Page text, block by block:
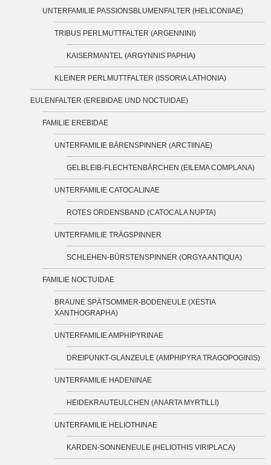
UNTERFAMILIE PASSIONSBLUMENFALTER (HELICONIIAE)
TRIBUS PERLMUTTFALTER (ARGENNINI)
KAISERMANTEL (ARGYNNIS PAPHIA)
KLEINER PERLMUTTFALTER (ISSORIA LATHONIA)
EULENFALTER (EREBIDAE UND NOCTUIDAE)
FAMILIE EREBIDAE
UNTERFAMILIE BÄRENSPINNER (ARCTIINAE)
GELBLEIB-FLECHTENBÄRCHEN (EILEMA COMPLANA)
UNTERFAMILIE CATOCALINAE
ROTES ORDENSBAND (CATOCALA NUPTA)
UNTERFAMILIE TRÄGSPINNER
SCHLEHEN-BÜRSTENSPINNER (ORGYA ANTIQUA)
FAMILIE NOCTUIDAE
BRAUNE SPÄTSOMMER-BODENEULE (XESTIA
XANTHOGRAPHA)
UNTERFAMILIE AMPHIPYRINAE
DREIPUNKT-GLANZEULE (AMPHIPYRA TRAGOPOGINIS)
UNTERFAMILIE HADENINAE
HEIDEKRAUTEULCHEN (ANARTA MYRTILLI)
UNTERFAMILIE HELIOTHINAE
KARDEN-SONNENEULE (HELIOTHIS VIRIPLACA)